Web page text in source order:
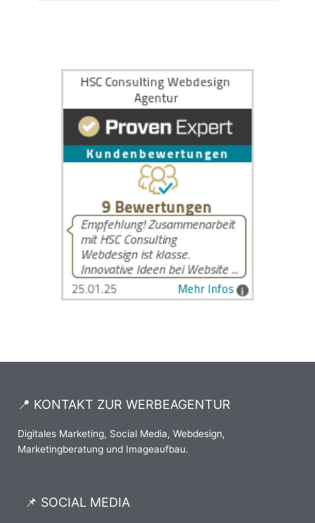
📍 KONTAKT ZUR WERBEAGENTUR
Digitales Marketing, Social Media, Webdesign,
Marketingberatung und Imageaufbau.
📌 SOCIAL MEDIA